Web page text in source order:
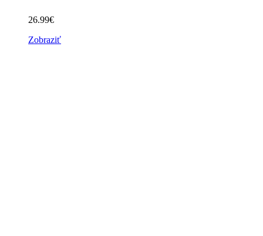
26.99€
Zobraziť